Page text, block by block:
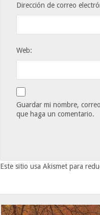
Dirección de correo
Web:
Guardar mi nombre,
que haga un comentario.
Este sitio usa Akismet para